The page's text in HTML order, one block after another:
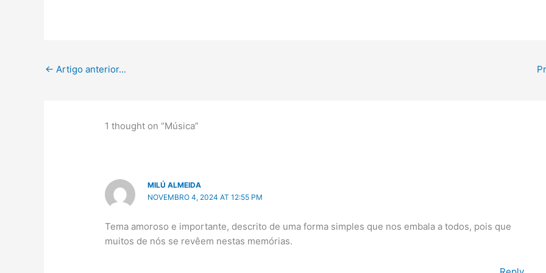
← Artigo anterior...
1 thought on “Música”
MILÚ ALMEIDA
NOVEMBRO 4, 2024 AT 12:55 PM
Tema amoroso e importante, descrito de uma forma simples que nos embala a todos, pois que
muitos de nós se revêem nestas memórias.